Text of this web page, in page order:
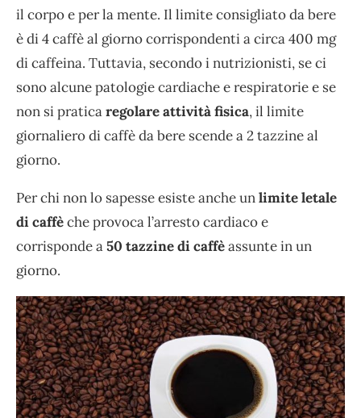
il corpo e per la mente. Il limite consigliato da bere
è di 4 caffè al giorno corrispondenti a circa 400 mg
di caffeina. Tuttavia, secondo i nutrizionisti, se ci
sono alcune patologie cardiache e respiratorie e se
non si praticaregolare attività fisica, il limite
giornaliero di caffè da bere scende a 2 tazzine al
giorno.
Per chi non lo sapesse esiste anche unlimite letale
di caffèche provoca l’arresto cardiaco e
corrisponde a50 tazzine di caffèassunte in un
giorno.